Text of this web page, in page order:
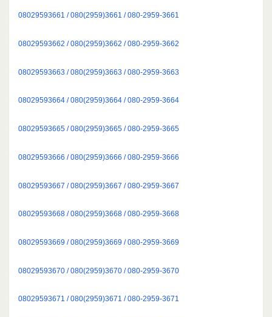
08029593661 / 080(2959)3661 / 080-2959-3661
08029593662 / 080(2959)3662 / 080-2959-3662
08029593663 / 080(2959)3663 / 080-2959-3663
08029593664 / 080(2959)3664 / 080-2959-3664
08029593665 / 080(2959)3665 / 080-2959-3665
08029593666 / 080(2959)3666 / 080-2959-3666
08029593667 / 080(2959)3667 / 080-2959-3667
08029593668 / 080(2959)3668 / 080-2959-3668
08029593669 / 080(2959)3669 / 080-2959-3669
08029593670 / 080(2959)3670 / 080-2959-3670
08029593671 / 080(2959)3671 / 080-2959-3671